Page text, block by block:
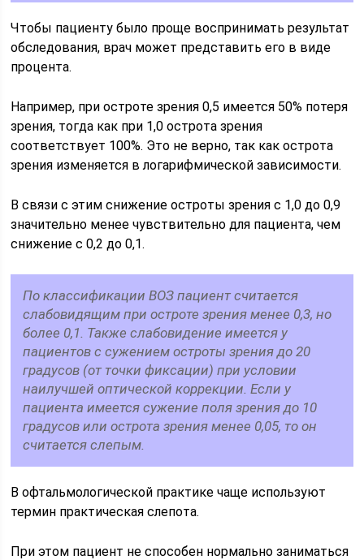
Чтобы пациенту было проще воспринимать результат
обследования, врач может представить его в виде
процента.
Например, при остроте зрения 0,5 имеется 50% потеря
зрения, тогда как при 1,0 острота зрения
соответствует 100%. Это не верно, так как острота
зрения изменяется в логарифмической зависимости.
В связи с этим снижение остроты зрения с 1,0 до 0,9
значительно менее чувствительно для пациента, чем
снижение с 0,2 до 0,1.
По классификации ВОЗ пациент считается
слабовидящим при остроте зрения менее 0,3, но
более 0,1. Также слабовидение имеется у
пациентов с сужением остроты зрения до 20
градусов (от точки фиксации) при условии
наилучшей оптической коррекции. Если у
пациента имеется сужение поля зрения до 10
градусов или острота зрения менее 0,05, то он
считается слепым.
В офтальмологической практике чаще используют
термин практическая слепота.
При этом пациент не способен нормально заниматься